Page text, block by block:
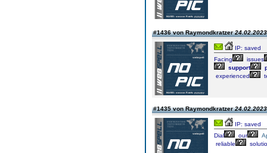
#1436 von Raymondkratzer
IP: saved
Facing
issues
support
experienced
#1435 von Raymondkratzer
IP: saved
Dial
our
reliable